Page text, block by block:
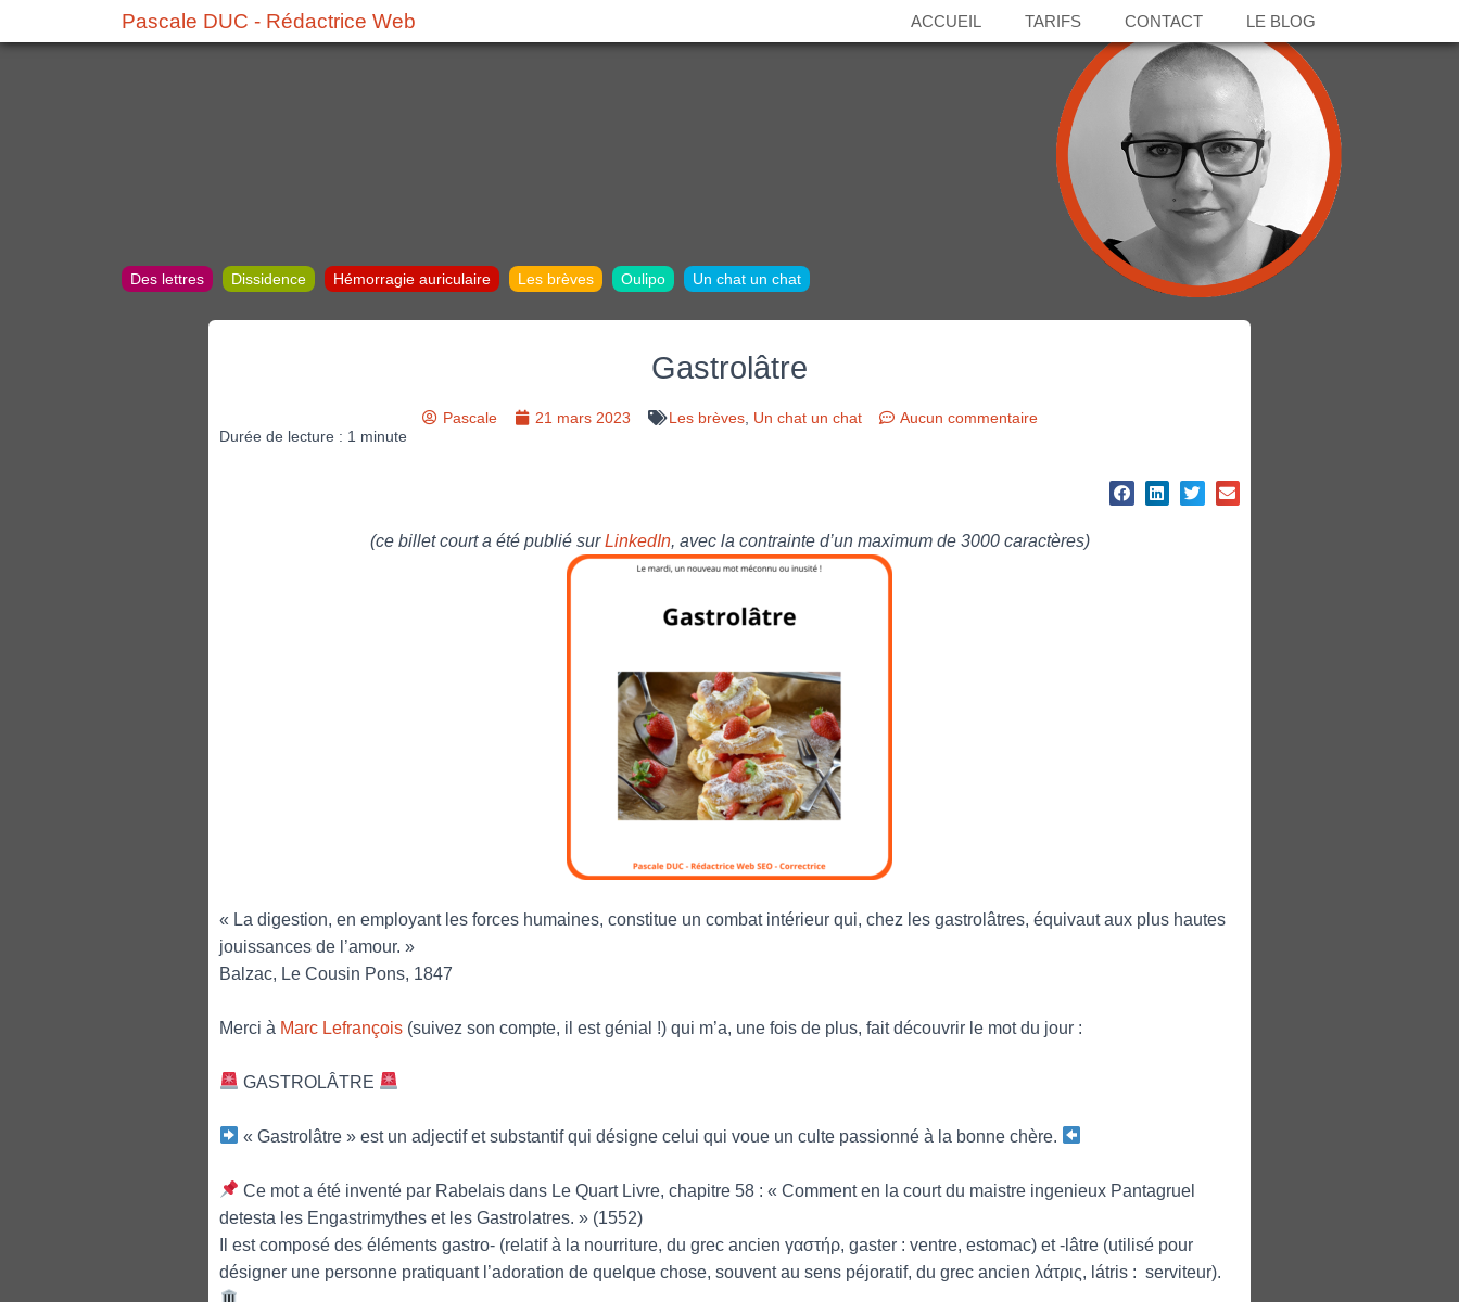
Pascale DUC - Rédactrice Web ACCUEIL TARIFS CONTACT LE BLOG
Des lettres Dissidence Hémorragie auriculaire Les brèves Oulipo Un chat un chat
Gastrolâtre
Pascale 21 mars 2023 Les brèves, Un chat un chat
Aucun commentaire
Durée de lecture : 1 minute
(ce billet court a été publié surLinkedIn, avec la contrainte d’un maximum de 3000 caractères)
« La digestion, en employant les forces humaines, constitue un combat intérieur qui, chez les gastrolâtres, équivaut aux plus hautes
jouissances de l’amour. »
Balzac, Le Cousin Pons, 1847
Merci à Marc Lefrançois (suivez son compte, il est génial !) qui m’a, une fois de plus, fait découvrir le mot du jour :
GASTROLÂTRE
« Gastrolâtre » est un adjectif et substantif qui désigne celui qui voue un culte passionné à la bonne chère.
Ce mot a été inventé par Rabelais dans Le Quart Livre, chapitre 58 : « Comment en la court du maistre ingenieux Pantagruel
detesta les Engastrimythes et les Gastrolatres. » (1552)
Il est composé des éléments gastro- (relatif à la nourriture, du grec ancien γαστήρ, gaster : ventre, estomac) et -lâtre (utilisé pour
désigner une personne pratiquant l’adoration de quelque chose, souvent au sens péjoratif, du grec ancien λάτρις, látris : serviteur).